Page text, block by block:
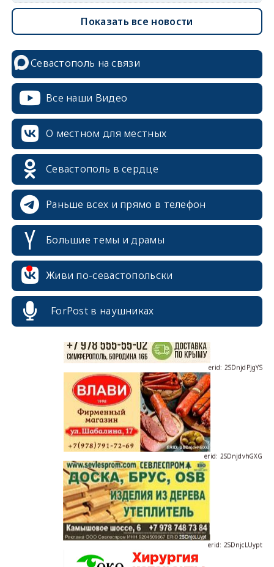
Показать все новости
Севастополь на связи
Все наши Видео
О местном для местных
Севастополь в сердце
Раньше всех и прямо в телефон
Большие темы и драмы
Живи по-севастопольски
ForPost в наушниках
erid: 2SDnjcrDNw6
erid: 2SDnjdvhGXG
erid: 2SDnjcLUypt